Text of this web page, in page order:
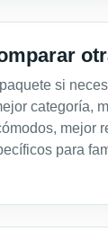
si
categoría,
mejor
para